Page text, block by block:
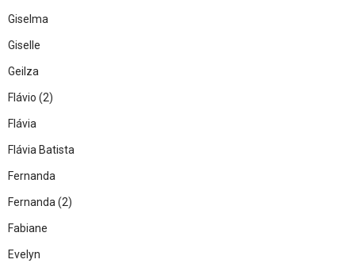
Giselma
Giselle
Geilza
Flávio (2)
Flávia
Flávia Batista
Fernanda
Fernanda (2)
Fabiane
Evelyn